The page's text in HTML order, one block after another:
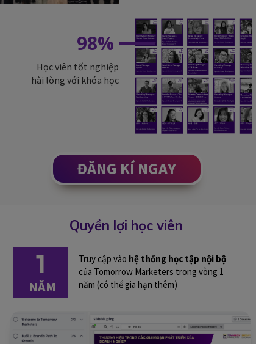
Học viên tốt nghiệp
hài lòng với khóa học
98%
ĐĂNG KÍ NGAY
Quyền lợi học viên
Truy cập vào hệ thống học tập nội bộ
của Tomorrow Marketers trong vòng 1
năm (có thể gia hạn thêm)
1
NĂM